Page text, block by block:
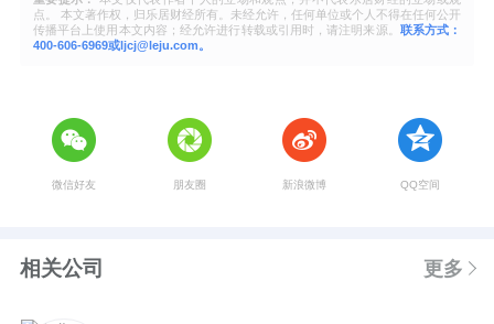
点。 本文著作权，归乐居财经所有。未经允许，任何单位或个人不得在任何公开
传播平台上使用本文内容；经允许进行转载或引用时，请注明来源。 联系方式：
400-606-6969或ljcj@leju.com。
微信好友 朋友圈 新浪微博 QQ空间
相关公司 更多